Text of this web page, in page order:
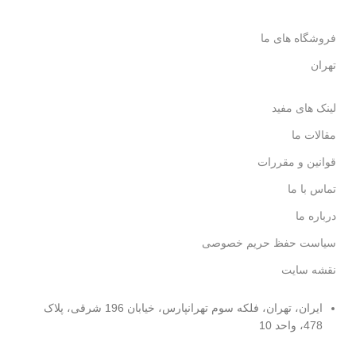
فروشگاه های ما
تهران
لینک های مفید
مقالات ما
قوانین و مقررات
تماس با ما
درباره ما
سیاست حفظ حریم خصوصی
نقشه سایت
ایران، تهران، فلکه سوم تهرانپارس، خیابان 196 شرقی، پلاک
478، واحد 10